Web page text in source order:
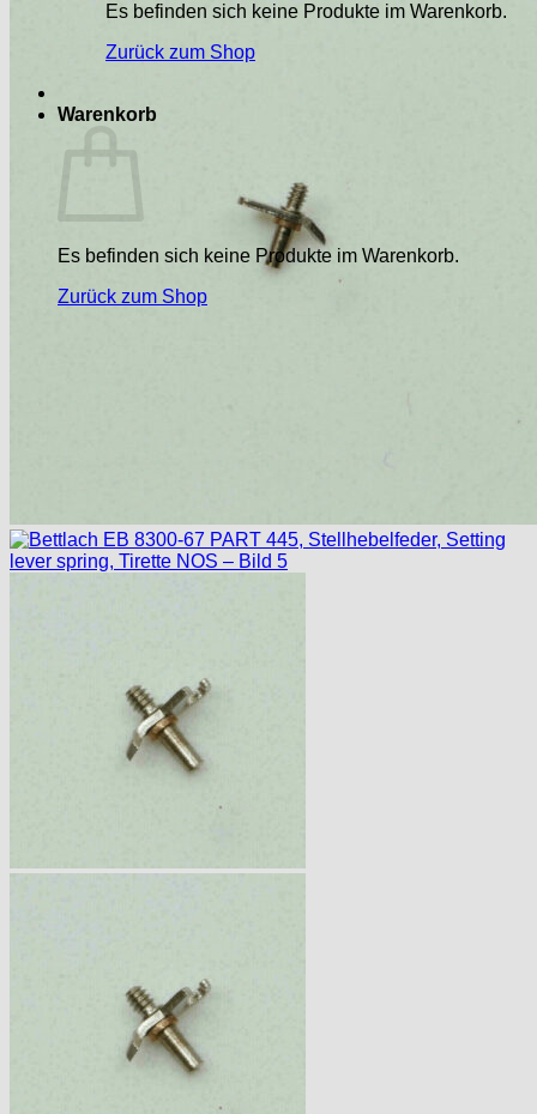
Es befinden sich keine Produkte im Warenkorb.
Zurück zum Shop
Warenkorb
Es befinden sich keine Produkte im Warenkorb.
Zurück zum Shop